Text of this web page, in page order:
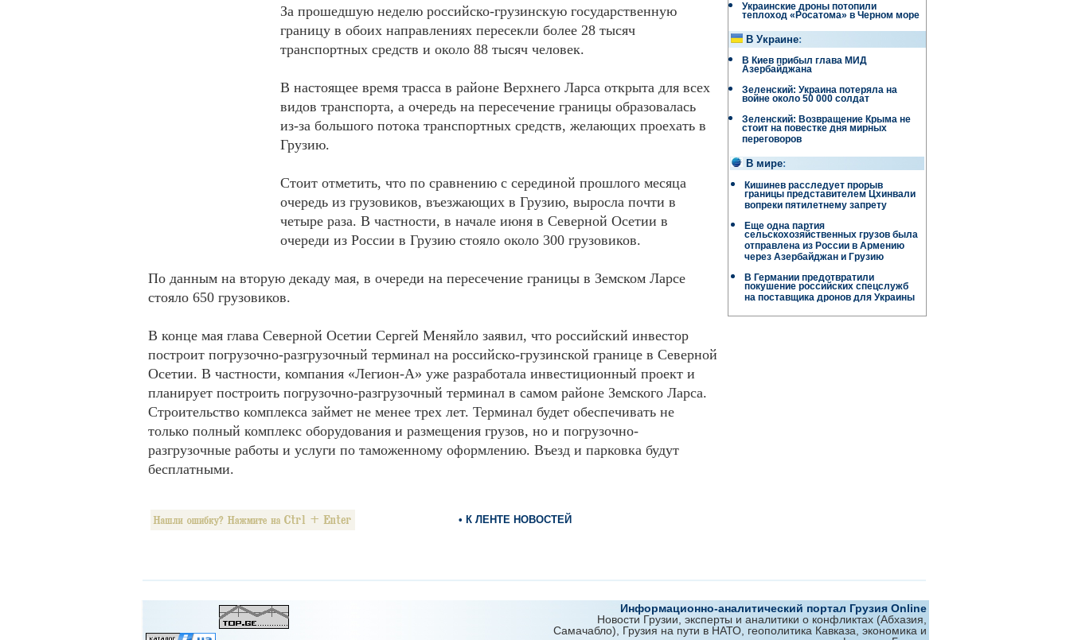
За прошедшую неделю российско-грузинскую государственную
границу в обоих направлениях пересекли более 28 тысяч
транспортных средств и около 88 тысяч человек.
В настоящее время трасса в районе Верхнего Ларса открыта для всех
видов транспорта, а очередь на пересечение границы образовалась
из-за большого потока транспортных средств, желающих проехать в
Грузию.
Стоит отметить, что по сравнению с серединой прошлого месяца
очередь из грузовиков, въезжающих в Грузию, выросла почти в
четыре раза. В частности, в начале июня в Северной Осетии в
очереди из России в Грузию стояло около 300 грузовиков.
По данным на вторую декаду мая, в очереди на пересечение границы в Земском Ларсе
стояло 650 грузовиков.
В конце мая глава Северной Осетии Сергей Меняйло заявил, что российский инвестор
построит погрузочно-разгрузочный терминал на российско-грузинской границе в Северной
Осетии. В частности, компания «Легион-А» уже разработала инвестиционный проект и
планирует построить погрузочно-разгрузочный терминал в самом районе Земского Ларса.
Строительство комплекса займет не менее трех лет. Терминал будет обеспечивать не
только полный комплекс оборудования и размещения грузов, но и погрузочно-
разгрузочные работы и услуги по таможенному оформлению. Въезд и парковка будут
бесплатными.
• К ЛЕНТЕ НОВОСТЕЙ
Украинские дроны потопили
теплоход «Росатома» в Черном море
В Украине:
В Киев прибыл глава МИД
Азербайджана
Зеленский: Украина потеряла на
войне около 50 000 солдат
Зеленский: Возвращение Крыма не
стоит на повестке дня мирных
переговоров
В мире:
Кишинев расследует прорыв
границы представителем Цхинвали
вопреки пятилетнему запрету
Еще одна партия
сельскохозяйственных грузов была
отправлена ​​из России в Армению
через Азербайджан и Грузию
В Германии предотвратили
покушение российских спецслужб
на поставщика дронов для Украины
Информационно-аналитический портал Грузия Online
Новости Грузии, эксперты и аналитики о конфликтах (Абхазия,
Самачабло), Грузия на пути в НАТО, геополитика Кавказа, экономика и